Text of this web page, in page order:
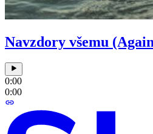
Navzdory všemu
0:00
0:00